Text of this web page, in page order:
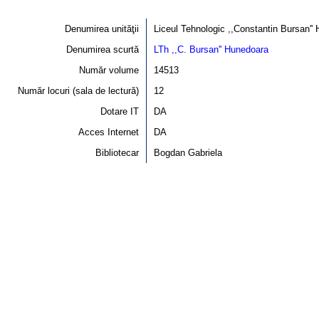
Denumirea unităţii
Liceul Tehnologic ,,Constantin Bursan''
Denumirea scurtă
LTh ,,C. Bursan'' Hunedoara
Număr volume
14513
Număr locuri (sala de lectură)
12
Dotare IT
DA
Acces Internet
DA
Bibliotecar
Bogdan Gabriela